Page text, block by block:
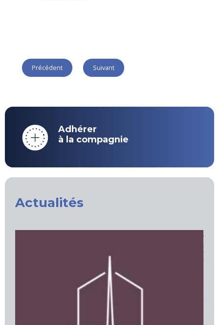
Précédent Suivant
Adhérer
à la compagnie
Actualités